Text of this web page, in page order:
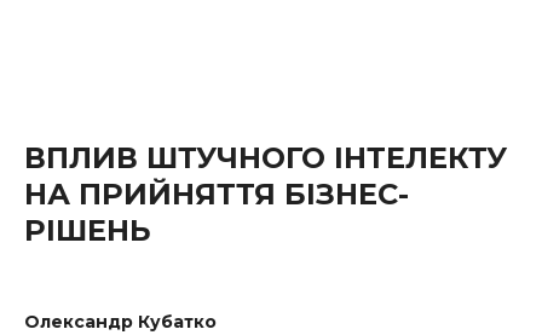
ВПЛИВ ШТУЧНОГО ІНТЕЛЕКТУ
НА ПРИЙНЯТТЯ БІЗНЕС-
РІШЕНЬ
Олександр Кубатко